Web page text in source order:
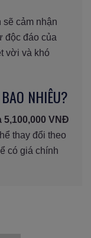
cảm nhận
độc đáo của
vời và khó
NHIÊU?
5,100,000 VNĐ
thay đổi theo
có giá chính